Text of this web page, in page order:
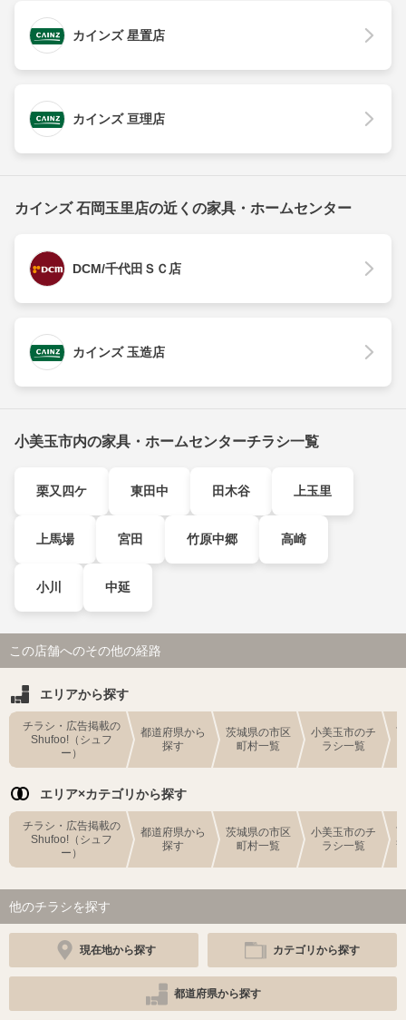
カインズ 星置店
カインズ 亘理店
カインズ 石岡玉里店の近くの家具・ホームセンター
DCM/千代田ＳＣ店
カインズ 玉造店
小美玉市内の家具・ホームセンターチラシ一覧
栗又四ケ 東田中 田木谷 上玉里
上馬場 宮田 竹原中郷 高崎
小川 中延
この店舗へのその他の経路
エリアから探す
チラシ・広告掲載の
Shufoo!（シュフ
ー）
都道府県から
探す
茨城県の市区
町村一覧
小美玉市のチ
ラシ一覧
エリア×カテゴリから探す
チラシ・広告掲載の
Shufoo!（シュフ
ー）
都道府県から
探す
茨城県の市区
町村一覧
小美玉市のチ
ラシ一覧
他のチラシを探す
現在地から探す カテゴリから探す
都道府県から探す